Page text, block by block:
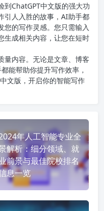
到ChatGPT中文版的强大功
引人入胜的故事，AI助手都
您的写作灵感。您只需输入
生成相关内容，让您在短时
量内容。无论是文章、博客
能帮助你提升写作效率，
文版 ，开启你的智能写作
年人工智能专业全
解析：细分领域、就
前景与最佳院校排名
息一览